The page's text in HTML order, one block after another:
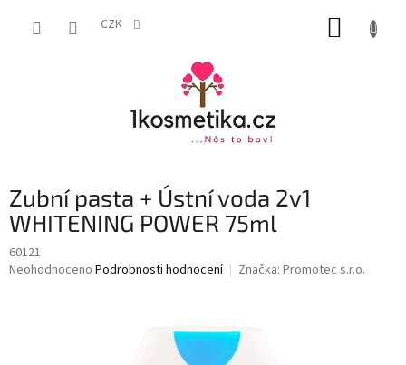
CZK
Zubní pasta + Ústní voda 2v1
WHITENING POWER 75ml
60121
Průměrné
Neohodnoceno Podrobnosti hodnocení Značka: Promotec s.r.o.